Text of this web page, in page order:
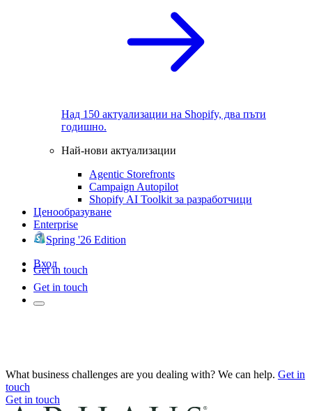
Над 150 актуализации на Shopify, два пъти
годишно.
Най-нови актуализации
Agentic Storefronts
Campaign Autopilot
Shopify AI Toolkit за разработчици
Ценообразуване
Enterprise
Spring '26 Edition
Вход
Get in touch
Get in touch
What business challenges are you dealing with? We can help. Get in
touch
Get in touch